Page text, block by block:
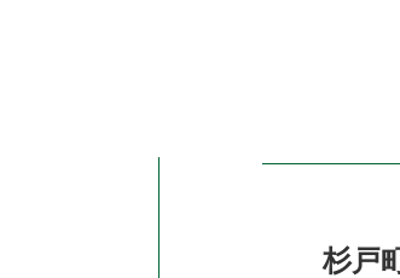
杉戸